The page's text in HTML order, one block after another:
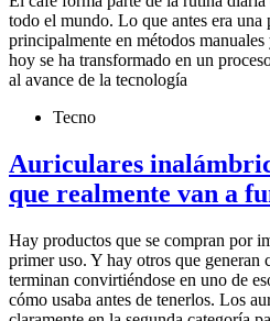
todo el mundo. Lo que antes era una
principalmente en métodos
hoy se ha transformado en un
al avance de la tecnología
Tecno
Auriculares
que realmente van a
Hay productos que se compran por
primer uso. Y hay otros que generan
terminan convirtiéndose en uno de
cómo usaba antes de tenerlos. Los